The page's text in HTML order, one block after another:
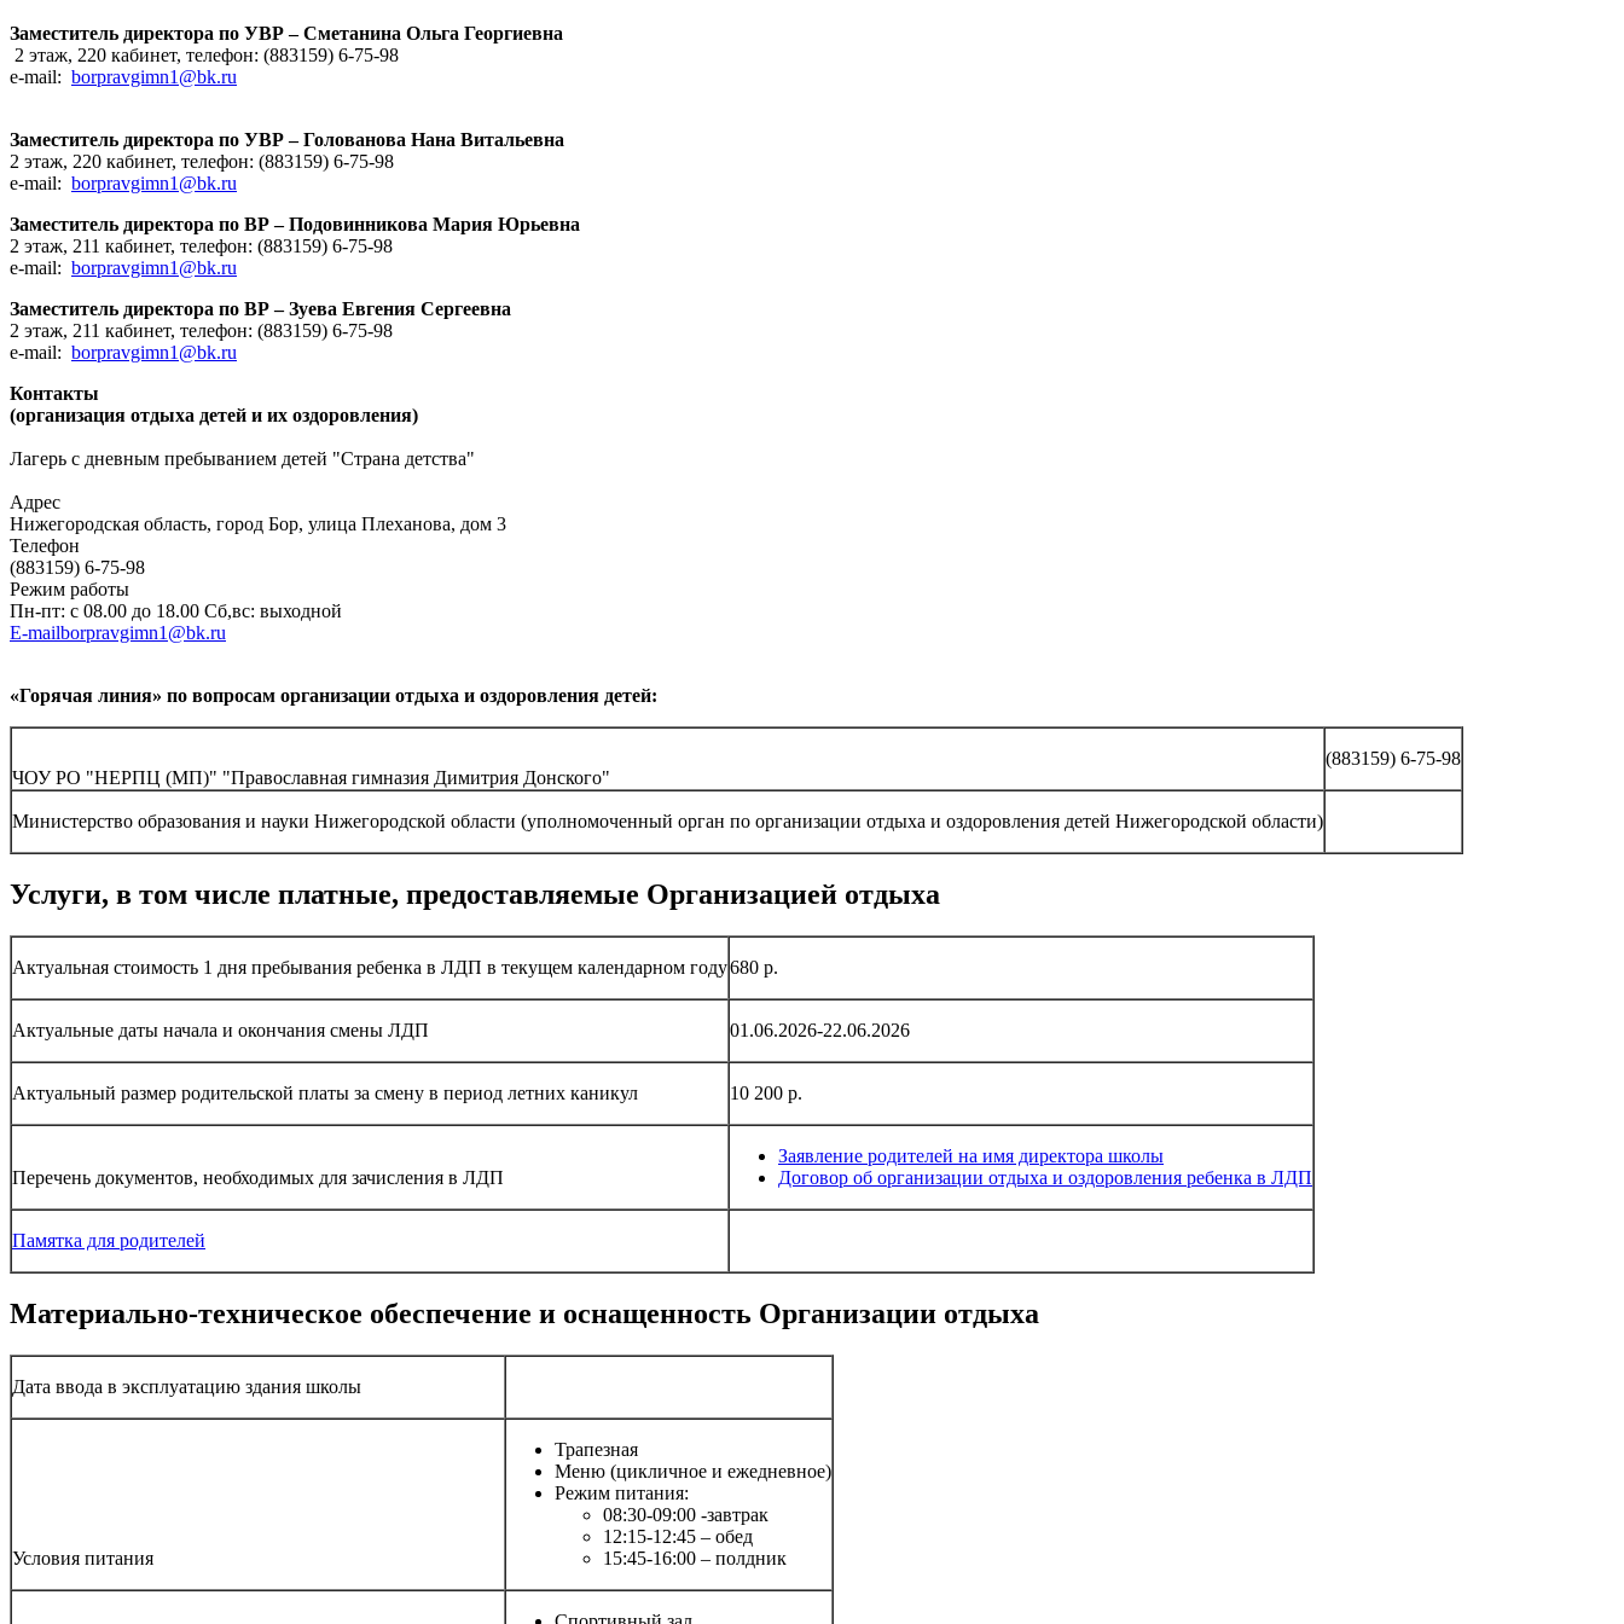
Заместитель директора по УВР – Сметанина Ольга Георгиевна
2 этаж, 220 кабинет, телефон: (883159) 6-75-98
e-mail: borpravgimn1@bk.ru
Заместитель директора по УВР – Голованова Нана Витальевна
2 этаж, 220 кабинет, телефон: (883159) 6-75-98
e-mail: borpravgimn1@bk.ru
Заместитель директора по ВР – Подовинникова Мария Юрьевна
2 этаж, 211 кабинет, телефон: (883159) 6-75-98
e-mail: borpravgimn1@bk.ru
Заместитель директора по ВР – Зуева Евгения Сергеевна
2 этаж, 211 кабинет, телефон: (883159) 6-75-98
e-mail: borpravgimn1@bk.ru
Контакты
(организация отдыха детей и их оздоровления)
Лагерь с дневным пребыванием детей "Страна детства"
Адрес
Нижегородская область, город Бор, улица Плеханова, дом 3
Телефон
(883159) 6-75-98
Режим работы
Пн-пт: с 08.00 до 18.00 Сб,вс: выходной
E-mailborpravgimn1@bk.ru
«Горячая линия» по вопросам организации отдыха и оздоровления детей:
ЧОУ РО "НЕРПЦ (МП)" "Православная гимназия Димитрия Донского"
(883159) 6-75-98
Министерство образования и науки Нижегородской области (уполномоченный орган по организации отдыха и оздоровления детей Нижегородской области)
Услуги, в том числе платные, предоставляемые Организацией отдыха
Актуальная стоимость 1 дня пребывания ребенка в ЛДП в текущем календарном году680 р.
Актуальные даты начала и окончания смены ЛДП 01.06.2026-22.06.2026
Актуальный размер родительской платы за смену в период летних каникул 10 200 р.
Перечень документов, необходимых для зачисления в ЛДП
Заявление родителей на имя директора школы
Договор об организации отдыха и оздоровления ребенка в ЛДП
Памятка для родителей
Материально-техническое обеспечение и оснащенность Организации отдыха
Дата ввода в эксплуатацию здания школы
Условия питания
Трапезная
Меню (цикличное и ежедневное)
Режим питания:
08:30-09:00 -завтрак
12:15-12:45 – обед
15:45-16:00 – полдник